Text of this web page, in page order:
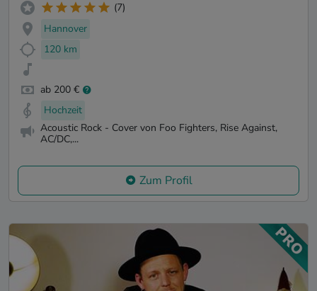
(7)
Hannover
120 km
ab 200 €
Hochzeit
Acoustic Rock - Cover von Foo Fighters, Rise Against,
AC/DC,...
Zum Profil